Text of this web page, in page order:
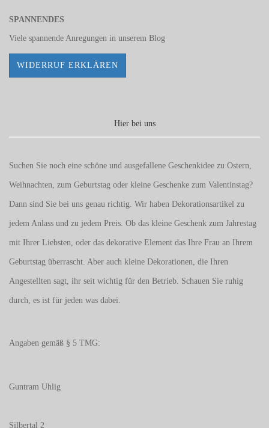
SPANNENDES
Viele spannende Anregungen in unserem Blog
WIDERRUF ERKLÄREN
Hier bei uns
Suchen Sie noch eine schöne und ausgefallene Geschenkidee zu Ostern,
Weihnachten, zum Geburtstag oder kleine Geschenke zum Valentinstag?
Dann sind Sie bei uns genau richtig. Wir haben Dekorationsartikel zu
jedem Anlass und zu jedem Preis. Ob das kleine Geschenk zum Jahrestag
mit Ihrer Liebsten, oder das dekorative Element das Ihre Frau an Ihrem
Geburtstag überrascht. Aber auch kleine Dekorationen, die Ihren
Angestellten sagt, ihr seit wichtig für den Betrieb. Schauen Sie ruhig
durch, es ist für jeden was dabei.
Angaben gemäß § 5 TMG:
Guntram Uhlig
Silbertal 2